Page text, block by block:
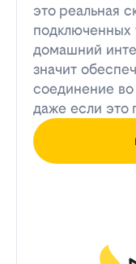
это реальная
подключенных
домашний
значит
соединение во
даже если это